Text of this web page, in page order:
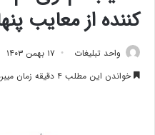
کننده از معایب
واحد تبلیغات ۱۷ بهمن ۱۴۰۳
خواندن این مطلب ۴ دقیقه زمان میبرد